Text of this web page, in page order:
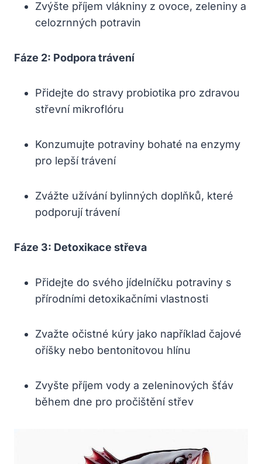
Zvýšte příjem vlákniny z ovoce, zeleniny a
celozrnných potravin
Fáze 2: Podpora trávení
Přidejte do stravy probiotika pro zdravou
střevní mikroflóru
Konzumujte potraviny bohaté na enzymy
pro lepší trávení
Zvážte užívání bylinných doplňků, které
podporují trávení
Fáze 3: Detoxikace střeva
Přidejte do svého jídelníčku potraviny s
přírodními detoxikačními vlastnosti
Zvažte očistné kúry jako například čajové
oříšky nebo bentonitovou hlínu
Zvyšte příjem vody a zeleninových šťáv
během dne pro pročištění střev